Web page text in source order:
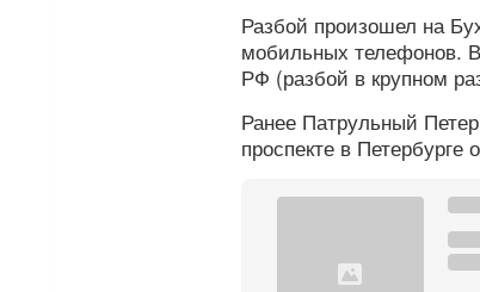
Разбой произошел на
мобильных телефонов.
РФ (разбой в крупном
Ранее Патрульный
проспекте в